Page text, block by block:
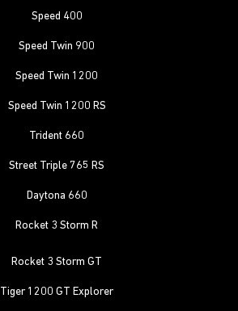
Speed 400
Speed Twin 900
Speed Twin 1200
Speed Twin 1200 RS
Trident 660
Street Triple 765 RS
Daytona 660
Rocket 3 Storm R
Rocket 3 Storm GT
Tiger 1200 GT Explorer